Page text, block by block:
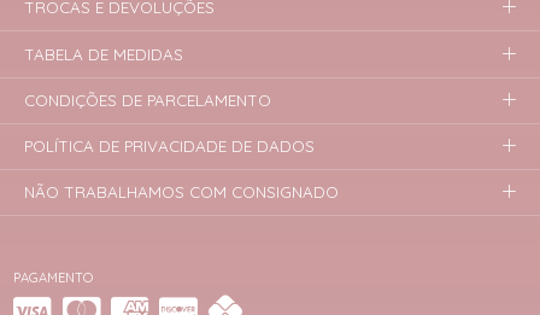
PAGAMENTO
TROCAS E DEVOLUÇÕES
TABELA DE MEDIDAS
CONDIÇÕES DE PARCELAMENTO
POLÍTICA DE PRIVACIDADE DE DADOS
NÃO TRABALHAMOS COM CONSIGNADO